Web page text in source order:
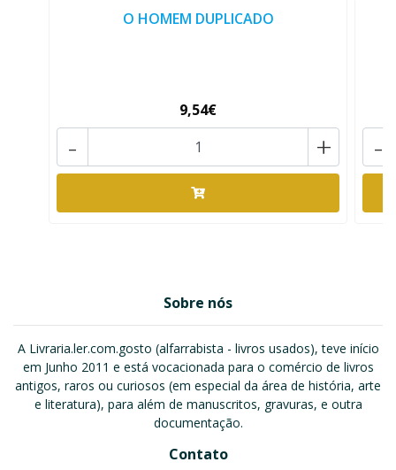
O HOMEM DUPLICADO
9,54€
+
- -
Sobre nós
A Livraria.ler.com.gosto (alfarrabista - livros usados), teve início
em Junho 2011 e está vocacionada para o comércio de livros
antigos, raros ou curiosos (em especial da área de história, arte
e literatura), para além de manuscritos, gravuras, e outra
documentação.
Contato